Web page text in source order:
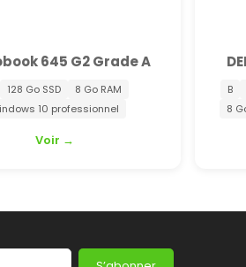
645 G2 Grade A
128 Go SSD
8 Go RAM
10 professionnel
Voir →
B
8